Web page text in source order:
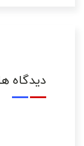
دیدگاه